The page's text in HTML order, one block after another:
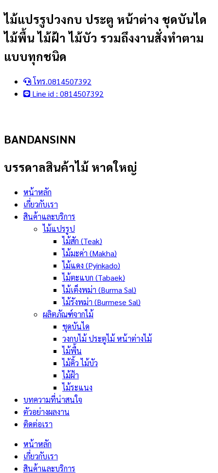
Skip
content
ไม้แปรรูปวงกบ ประตู หน้าต่าง ชุดบันได
ไม้พื้น ไม้ฝ้า ไม้บัว รวมถึงงานสั่งทำตาม
แบบทุกชนิด
โทร.0814507392
Line id : 0814507392
BANDANSINN
บรรดาลสินค้าไม้ หาดใหญ่
หน้าหลัก
เกี่ยวกับเรา
สินค้าและบริการ
ไม้แปรรูป
ไม้สัก (Teak)
ไม้มะค่า (Makha)
ไม้แดง (Pyinkado)
ไม้ตะแบก (Tabaek)
ไม้เต็งพม่า (Burma Sal)
ไม้รังพม่า (Burmese Sal)
ผลิตภัณฑ์จากไม้
ชุดบันได
วงกบไม้ ประตูไม้ หน้าต่างไม้
ไม้พื้น
ไม้คิ้ว ไม้บัว
ไม้ฝ้า
ไม้ระแนง
บทความที่น่าสนใจ
ตัวอย่างผลงาน
ติดต่อเรา
หน้าหลัก
เกี่ยวกับเรา
สินค้าและบริการ